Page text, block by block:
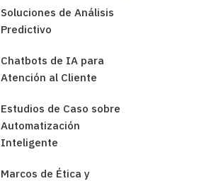
Soluciones de Análisis
Predictivo
Chatbots de IA para
Atención al Cliente
Estudios de Caso sobre
Automatización
Inteligente
Marcos de Ética y